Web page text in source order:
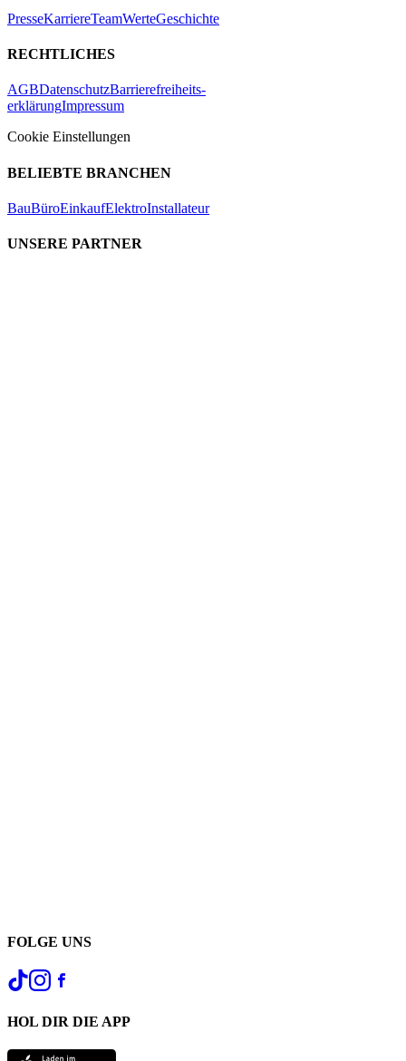
PresseKarriereTeamWerteGeschichte
RECHTLICHES
AGBDatenschutzBarrierefreiheits-
erklärungImpressum
Cookie Einstellungen
BELIEBTE BRANCHEN
BauBüroEinkaufElektroInstallateur
UNSERE PARTNER
FOLGE UNS
HOL DIR DIE APP